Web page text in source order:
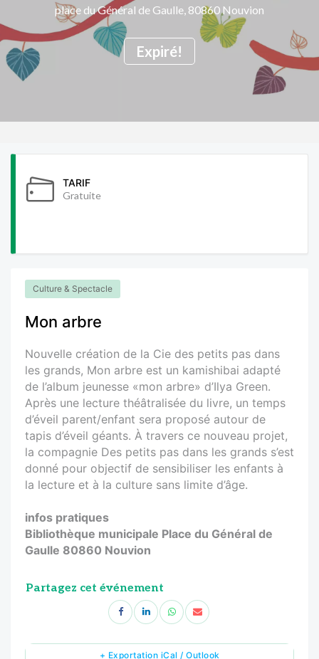
Expiré!
place du Général de Gaulle, 80860 Nouvion
TARIF
Gratuite
Culture & Spectacle
Mon arbre
Nouvelle création de la Cie des petits pas dans
les grands, Mon arbre est un kamishibai adapté
de l’album jeunesse «mon arbre» d’Ilya Green.
Après une lecture théâtralisée du livre, un temps
d’éveil parent/enfant sera proposé autour de
tapis d’éveil géants. À travers ce nouveau projet,
la compagnie Des petits pas dans les grands s’est
donné pour objectif de sensibiliser les enfants à
la lecture et à la culture sans limite d’âge.
infos pratiques
Bibliothèque municipale Place du Général de
Gaulle 80860 Nouvion
Partagez cet événement
+ Exportation iCal / Outlook